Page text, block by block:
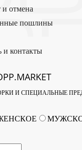
и отмена
пошлины
контакты
И СПЕЦИАЛЬНЫЕ